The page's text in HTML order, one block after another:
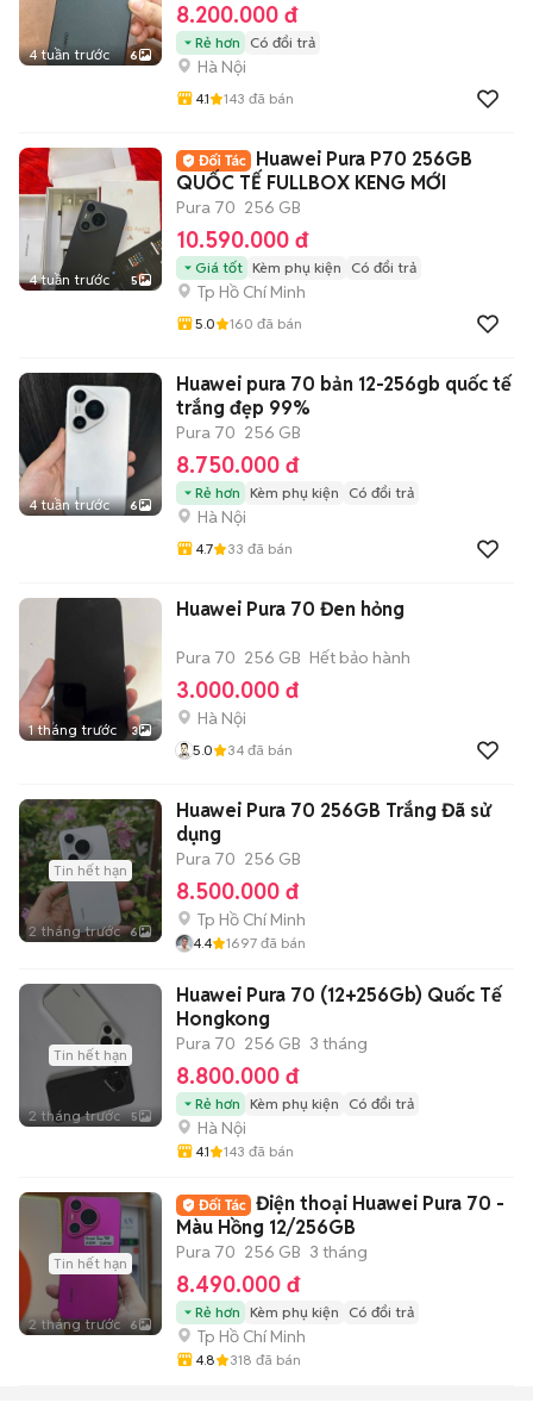
4 tuần trước 6
8.200.000 đ
Rẻ hơn Có đổi trả
Hà Nội
4.1 143 đã bán
4 tuần trước 5
Huawei Pura P70 256GB
QUỐC TẾ FULLBOX KENG MỚI
Pura 70 256 GB
10.590.000 đ
Giá tốt Kèm phụ kiện Có đổi trả
Tp Hồ Chí Minh
5.0 160 đã bán
4 tuần trước 6
Huawei pura 70 bản 12-256gb quốc tế
trắng đẹp 99%
Pura 70 256 GB
8.750.000 đ
Rẻ hơn Kèm phụ kiện Có đổi trả
Hà Nội
4.7 33 đã bán
1 tháng trước 3
Huawei Pura 70 Đen hỏng
Pura 70 256 GB Hết bảo hành
3.000.000 đ
Hà Nội
5.0 34 đã bán
Tin hết hạn
2 tháng trước 6
Huawei Pura 70 256GB Trắng Đã sử
dụng
Pura 70 256 GB
8.500.000 đ
Tp Hồ Chí Minh
4.4 1697 đã bán
Tin hết hạn
2 tháng trước 5
Huawei Pura 70 (12+256Gb) Quốc Tế
Hongkong
Pura 70 256 GB 3 tháng
8.800.000 đ
Rẻ hơn Kèm phụ kiện Có đổi trả
Hà Nội
4.1 143 đã bán
Tin hết hạn
2 tháng trước 6
Điện thoại Huawei Pura 70 -
Màu Hồng 12/256GB
Pura 70 256 GB 3 tháng
8.490.000 đ
Rẻ hơn Kèm phụ kiện Có đổi trả
Tp Hồ Chí Minh
4.8 318 đã bán